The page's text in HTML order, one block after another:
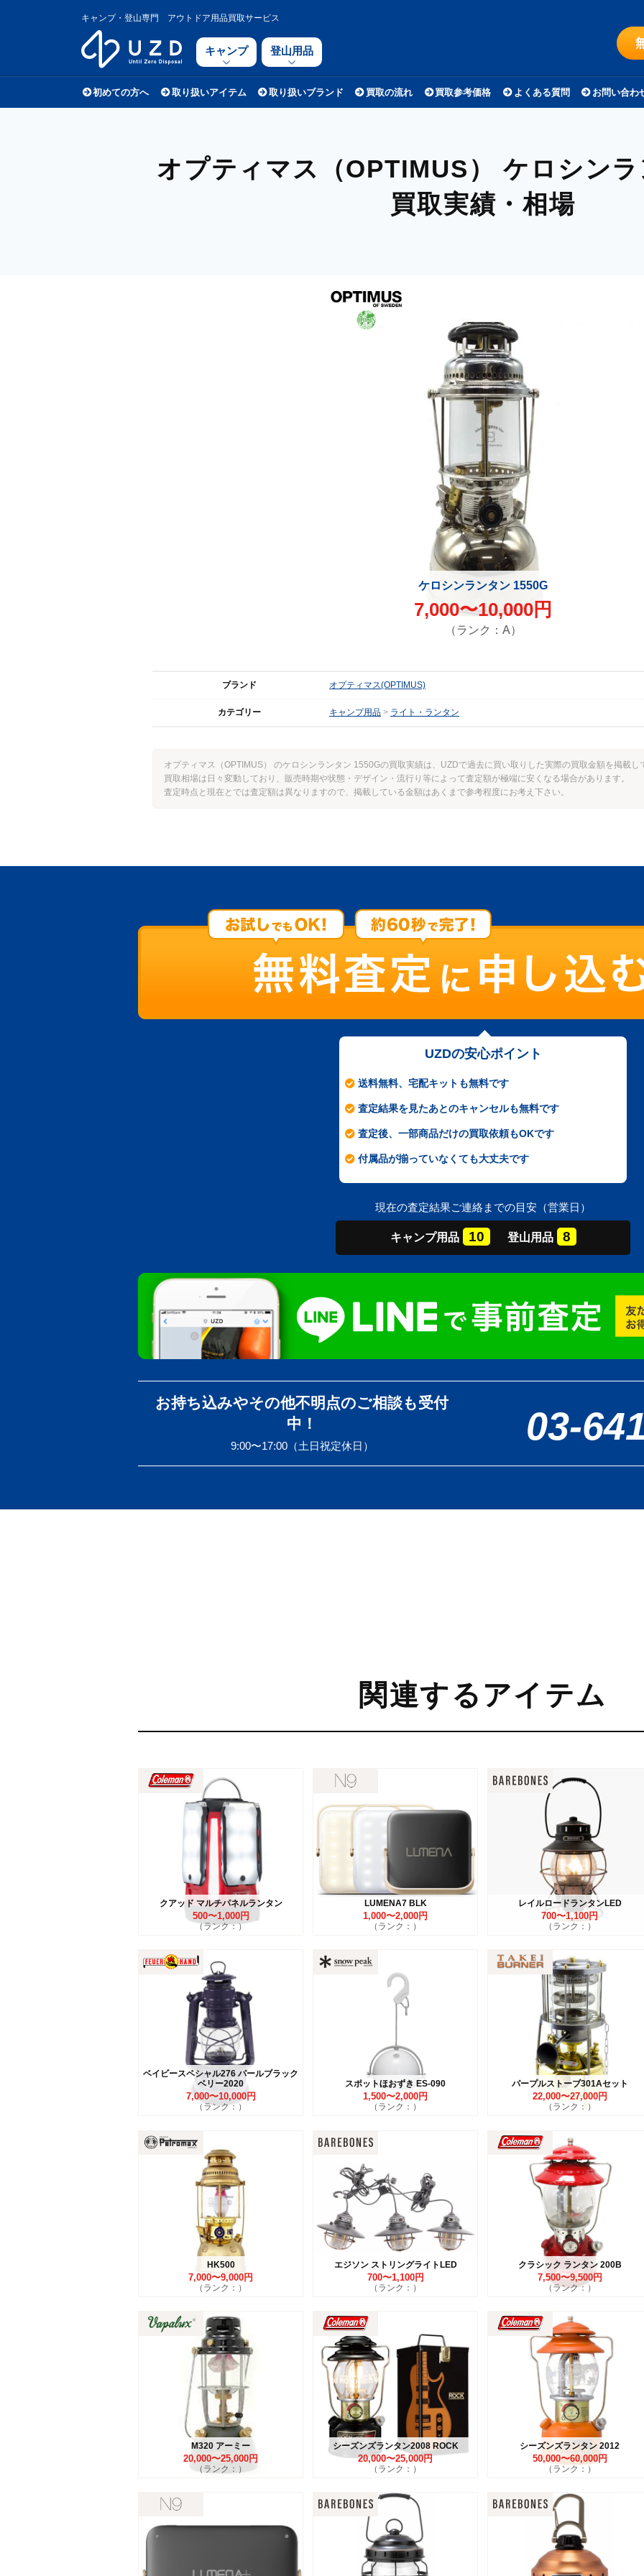
キャンプ・登山専門 アウトドア用品買取サービス
キャンプ 登山用品
初めての方へ 取り扱いアイテム 取り扱いブランド 買取の流れ 買取参考価格 よくある質問 お問い合わ
オプティマス（OPTIMUS）ケロシン
買取実績・相場
ケロシンランタン 1550G
7,000〜10,000円
（ランク：A）
ブランド オプティマス(OPTIMUS)
カテゴリー キャンプ用品 ライト・ランタン
オプティマス（OPTIMUS） のケロシンランタン 1550Gの買取実績は、UZDで過去に買い取りした実際の買取金額を掲載し
買取相場は日々変動しており、販売時期や状態・デザイン・流行り等によって査定額が極端に安くなる場合があります。
査定時点と現在とでは査定額は異なりますので、掲載している金額はあくまで参考程度にお考え下さい。
UZDの安心ポイント
送料無料、宅配キットも無料です
査定結果を見たあとのキャンセルも無料です
査定後、一部商品だけの買取依頼もOKです
付属品が揃っていなくても大丈夫です
現在の査定結果ご連絡までの目安（営業日）
キャンプ用品 10 登山用品 8
お持ち込みやその他不明点のご相談も受付
中！
9:00〜17:00（土日祝定休日） 03-
関連するアイテム
クアッド マルチパネルランタン
500〜1,000円
（ランク：）
LUMENA7 BLK
1,000〜2,000円
（ランク：）
レイルロードランタンLED
700〜1,100円
（ランク：）
ベイビースペシャル276 パールブラック
ベリー2020
7,000〜10,000円
（ランク：）
スポットほおずき ES-090
1,500〜2,000円
（ランク：）
パープルストーブ301Aセット
22,000〜27,000円
（ランク：）
HK500
7,000〜9,000円
（ランク：）
エジソン ストリングライトLED
700〜1,100円
（ランク：）
クラシック ランタン 200B
7,500〜9,500円
（ランク：）
M320 アーミー
20,000〜25,000円
（ランク：）
シーズンズランタン2008 ROCK
20,000〜25,000円
（ランク：）
シーズンズランタン 2012
50,000〜60,000円
（ランク：）